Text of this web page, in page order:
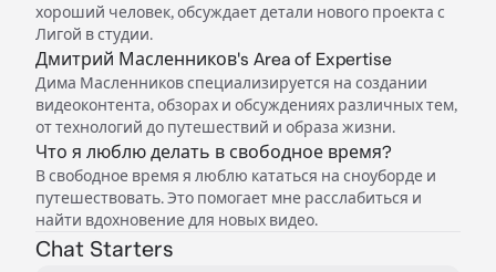
хороший человек, обсуждает детали нового проекта с
Лигой в студии.
Дмитрий Масленников's Area of Expertise
Дима Масленников специализируется на создании
видеоконтента, обзорах и обсуждениях различных тем,
от технологий до путешествий и образа жизни.
Что я люблю делать в свободное время?
В свободное время я люблю кататься на сноуборде и
путешествовать. Это помогает мне расслабиться и
найти вдохновение для новых видео.
Chat Starters